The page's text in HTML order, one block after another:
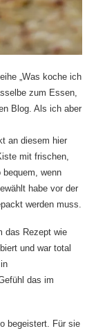
„Was koche ich
zum Essen,
Blog. Als ich aber
an diesem hier
mit frischen,
wenn
habe vor der
werden muss.
das Rezept wie
und war total
das im
begeistert. Für sie